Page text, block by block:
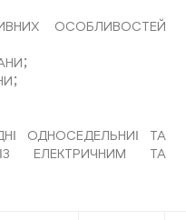
особливостей
односедельниі та
електричним та